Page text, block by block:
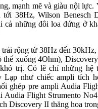
mạnh mẽ và giàu nội
tới 38Hz, Wilson Benesch
cả những đôi loa đứng ở
rộng từ 38Hz đến
thể xuống 4Ohm),
trị. Có lẽ chỉ những hệ
Lạp như chiếc ampli tích
ghép pre ampli Audia
Audia Flight Strumento
Discovery II thăng hoa